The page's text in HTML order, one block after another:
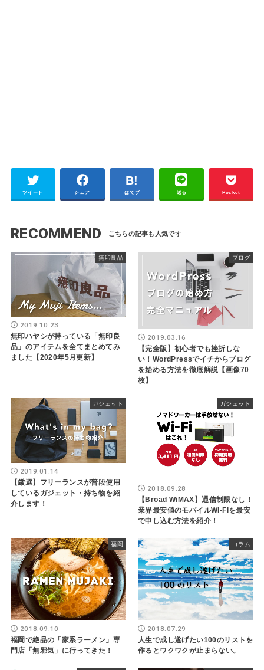
ツイート シェア はてブ 送る Pocket
RECOMMEND
無印良品
2019.10.23
無印ハヤシが持っている「無印良
品」のアイテムを全てまとめてみ
ました【2020年5月更新】
ブログ
2019.03.16
【完全版】初心者でも挫折しな
い！WordPressでイチからブログ
を始める方法を徹底解説【画像70
枚】
ガジェット
2019.01.14
【厳選】フリーランスが普段使用
しているガジェット・持ち物を紹
介します！
ガジェット
2018.09.28
【Broad WiMAX】通信制限なし！
業界最安値のモバイルWi-Fiを最安
で申し込む方法を紹介！
福岡
2018.09.10
福岡で絶品の「家系ラーメン」専
門店「無邪気」に行ってきた！
コラム
2018.07.29
人生で成し遂げたい100のリストを
作るとワクワクが止まらない。